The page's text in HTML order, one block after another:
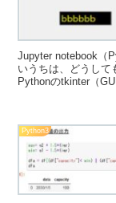
Jupyter notebook（
いうちは、どうして
Pythonのtkinter（
Python3